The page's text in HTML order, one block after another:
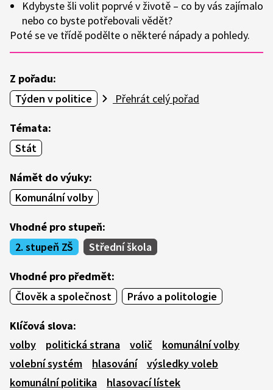
Kdybyste šli volit poprvé v životě – co by vás zajímalo
nebo co byste potřebovali vědět?
Poté se ve třídě podělte o některé nápady a pohledy.
Z pořadu:
Týden v politice
Přehrát celý pořad
Témata:
Stát
Námět do výuky:
Komunální volby
Vhodné pro stupeň:
2. stupeň ZŠ
Střední škola
Vhodné pro předmět:
Člověk a společnost
Právo a politologie
Klíčová slova:
volby
politická strana volič
komunální volby
volební systém
hlasování
výsledky voleb
komunální politika
hlasovací lístek